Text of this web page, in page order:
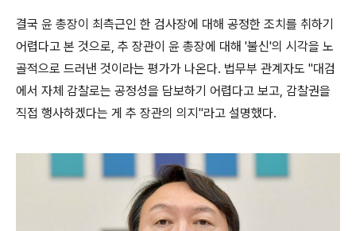
결국 윤 총장이 최측근인 한 검사장에 대해 공정한 조치를 취하기
어렵다고 본 것으로, 추 장관이 윤 총장에 대해 '불신'의 시각을 노
골적으로 드러낸 것이라는 평가가 나온다. 법무부 관계자도 "대검
에서 자체 감찰로는 공정성을 담보하기 어렵다고 보고, 감찰권을
직접 행사하겠다는 게 추 장관의 의지"라고 설명했다.